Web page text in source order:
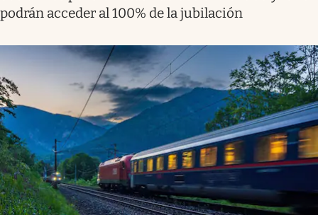
podrán acceder al 100% de la jubilación